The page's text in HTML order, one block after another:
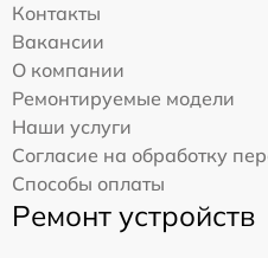
Контакты
Вакансии
О компании
Ремонтируемые модели
Наши услуги
Согласие на обработку
Способы оплаты
Ремонт устройств